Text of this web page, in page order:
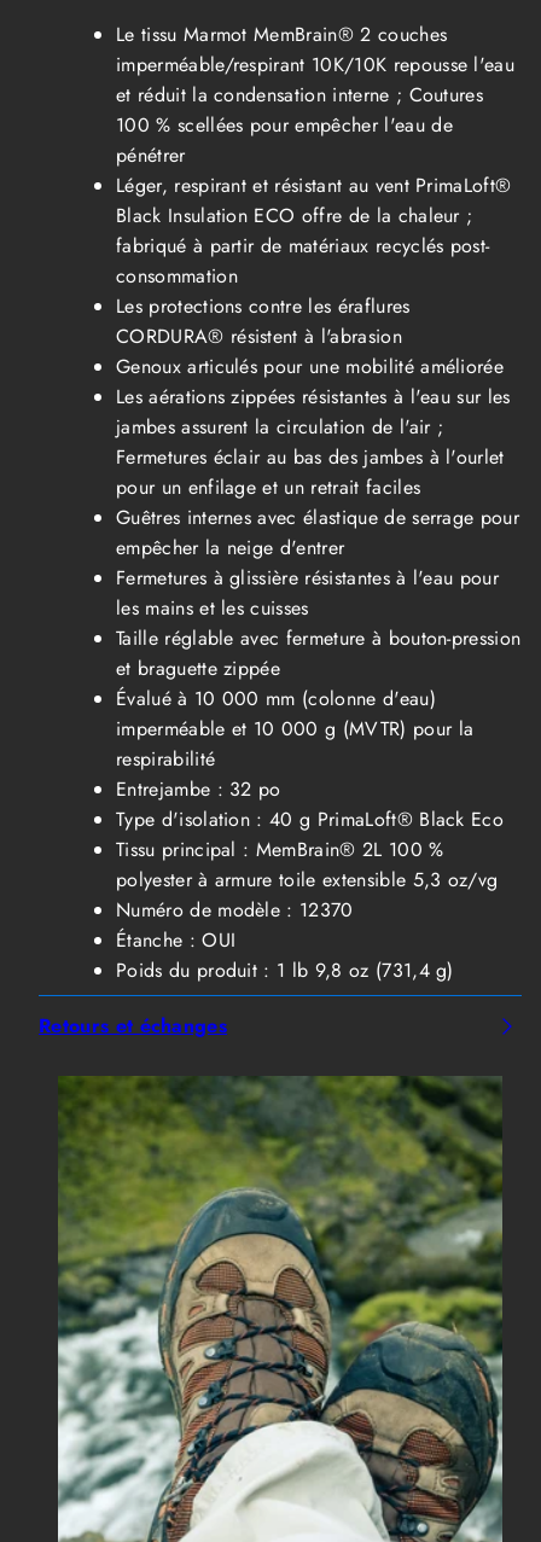
Le tissu Marmot MemBrain® 2 couches
imperméable/respirant 10K/10K repousse l'eau
et réduit la condensation interne ; Coutures
100 % scellées pour empêcher l'eau de
pénétrer
Léger, respirant et résistant au vent PrimaLoft®
Black Insulation ECO offre de la chaleur ;
fabriqué à partir de matériaux recyclés post-
consommation
Les protections contre les éraflures
CORDURA® résistent à l'abrasion
Genoux articulés pour une mobilité améliorée
Les aérations zippées résistantes à l'eau sur les
jambes assurent la circulation de l'air ;
Fermetures éclair au bas des jambes à l'ourlet
pour un enfilage et un retrait faciles
Guêtres internes avec élastique de serrage pour
empêcher la neige d'entrer
Fermetures à glissière résistantes à l'eau pour
les mains et les cuisses
Taille réglable avec fermeture à bouton-pression
et braguette zippée
Évalué à 10 000 mm (colonne d'eau)
imperméable et 10 000 g (MVTR) pour la
respirabilité
Entrejambe : 32 po
Type d'isolation : 40 g PrimaLoft® Black Eco
Tissu principal : MemBrain® 2L 100 %
polyester à armure toile extensible 5,3 oz/vg
Numéro de modèle : 12370
Étanche : OUI
Poids du produit : 1 lb 9,8 oz (731,4 g)
Retours et échanges